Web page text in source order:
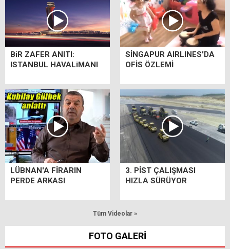
BiR ZAFER ANITI:
ISTANBUL HAVALiMANI
SİNGAPUR AIRLINES'DA
OFİS ÖZLEMİ
LÜBNAN'A FİRARIN
PERDE ARKASI
3. PİST ÇALIŞMASI
HIZLA SÜRÜYOR
Tüm Videolar »
FOTO GALERİ